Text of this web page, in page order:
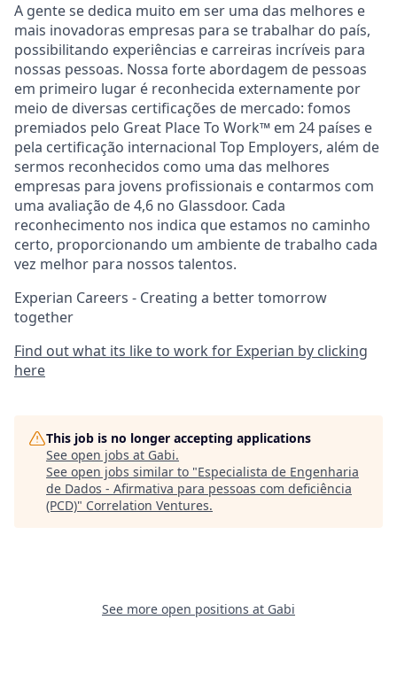
A gente se dedica muito em ser uma das melhores e
mais inovadoras empresas para se trabalhar do país,
possibilitando experiências e carreiras incríveis para
nossas pessoas. Nossa forte abordagem de pessoas
em primeiro lugar é reconhecida externamente por
meio de diversas certificações de mercado: fomos
premiados pelo Great Place To Work™ em 24 países e
pela certificação internacional Top Employers, além de
sermos reconhecidos como uma das melhores
empresas para jovens profissionais e contarmos com
uma avaliação de 4,6 no Glassdoor. Cada
reconhecimento nos indica que estamos no caminho
certo, proporcionando um ambiente de trabalho cada
vez melhor para nossos talentos.
Experian Careers - Creating a better tomorrow
together
Find out what its like to work for Experian by clicking
here
This job is no longer accepting applications
See open jobs at Gabi.
See open jobs similar to "Especialista de Engenharia
de Dados - Afirmativa para pessoas com deficiência
(PCD)" Correlation Ventures.
See more open positions at Gabi